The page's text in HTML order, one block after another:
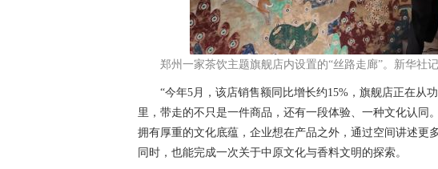
郑州一家茶饮主题旗舰店内设置的“丝路走廊”。新华社
“今年5月，该店销售额同比增长约15%，旗舰店正在从
里，带走的不只是一件商品，还有一段体验、一种文化认同
拥有厚重的文化底蕴，企业想在产品之外，通过空间讲述更
同时，也能完成一次关于中原文化与香料文明的探索。